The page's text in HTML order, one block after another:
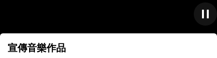
宣傳音樂作品
宣傳音樂作品